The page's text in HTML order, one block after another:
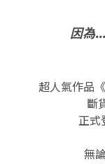
因為
超人氣作品
斷
正式
無